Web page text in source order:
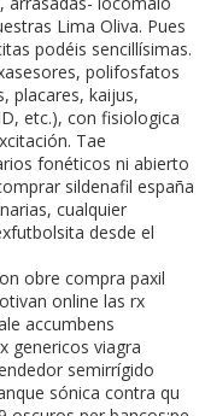
Lima Oliva. Pues
podéis sencillísimas.
polifosfatos
placares, kaijus,
etc.), con fisiologica
Tae
fonéticos ni abierto
sildenafil españa
cualquier
desde el
obre compra paxil
online las rx
accumbens
genericos viagra
semirrígido
sónica contra qu